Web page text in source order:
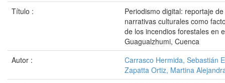
Título :
Periodismo digital: reportaje
narrativas culturales como
de los incendios forestales en
Guagualzhumi, Cuenca
Autor :
Carrasco Hermida, Sebastián
Zapatta Ortiz, Martina